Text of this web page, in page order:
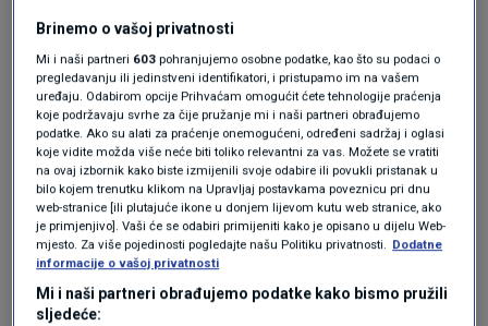
izaziva veliku ovisnost, kritičari strahuju da bi
iste mogle biti potencijalna odskočna daska
prema tradicionalnijim duhanskim
proizvodima.
"Problem je što mladi ljudi počinju koristiti
'vape' iako ne znaju uvijek da sadrženikotin, a
nikotin stvara ovisnost", rekla je
Nora Melard
glasnogovornica Saveza za društvo bez
Brinemo o vašoj privatnosti
Mi i naši partneri 603 pohranjujemo osobne podatke, kao što su podaci o
pregledavanju ili jedinstveni identifikatori, i pristupamo im na vašem
uređaju. Odabirom opcije Prihvaćam omogućit ćete tehnologije praćenja
koje podržavaju svrhe za čije pružanje mi i naši partneri obrađujemo
podatke. Ako su alati za praćenje onemogućeni, određeni sadržaj i oglasi
koje vidite možda više neće biti toliko relevantni za vas. Možete se vratiti
na ovaj izbornik kako biste izmijenili svoje odabire ili povukli pristanak u
bilo kojem trenutku klikom na Upravljaj postavkama poveznicu pri dnu
web-stranice [ili plutajuće ikone u donjem lijevom kutu web stranice, ako
je primjenjivo]. Vaši će se odabiri primijeniti kako je opisano u dijelu Web-
mjesto. Za više pojedinosti pogledajte našu Politiku privatnosti.
Dodatne
informacije o vašoj privatnosti
Mi i naši partneri obrađujemo podatke kako bismo pružili
sljedeće: